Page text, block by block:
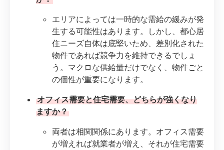
エリアによっては一時的な需給の緩みが発
生する可能性はあります。しかし、都心居
住ニーズ自体は底堅いため、差別化された
物件であれば競争力を維持できるでしょ
う。マクロな供給量だけでなく、物件ごと
の個性が重要になります。
オフィス需要と住宅需要、どちらが強くなり
ますか？
両者は相関関係にあります。オフィス需要
が増えれば就業者が増え、それが住宅需要